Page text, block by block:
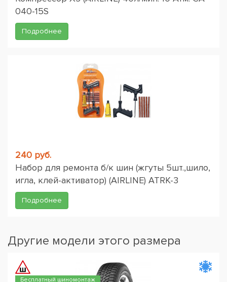
040-15S
Подробнее
240 руб.
Набор для ремонта б/к шин (жгуты 5шт.,шило,
игла, клей-активатор) (AIRLINE) ATRK-3
Подробнее
Другие модели этого размера
Бесплатный шиномонтаж